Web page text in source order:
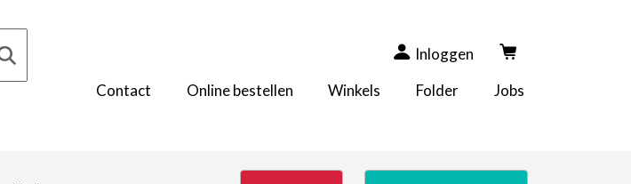
Inloggen
Contact
Online bestellen Winkels Folder Jobs